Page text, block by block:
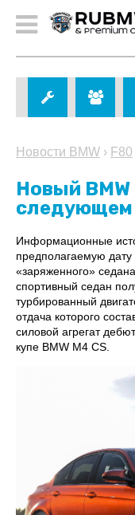
Новости BMW › F80
Новый BMW
следующем
Информационные
предполагаемую
«заряженного»
спортивный седан
турбированный
отдача которого
силовой агрегат
купе BMW M4 CS.